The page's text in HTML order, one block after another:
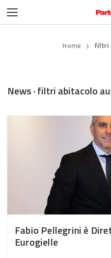
Home ❯ filtri
News · filtri abitacolo
Fabio Pellegrini è
Eurogielle